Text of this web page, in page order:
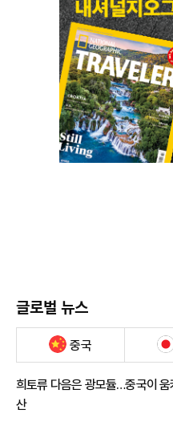
글로벌 뉴스
중국
희토류 다음은 광모듈…중국이
산